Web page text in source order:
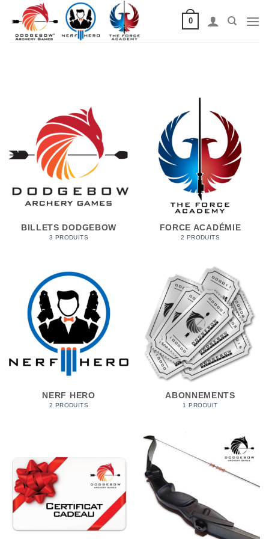
Passer
contenu
0
BILLETS DODGEBOW
3 PRODUITS
FORCE ACADÉMIE
2 PRODUITS
NERF HERO
2 PRODUITS
ABONNEMENTS
1 PRODUIT